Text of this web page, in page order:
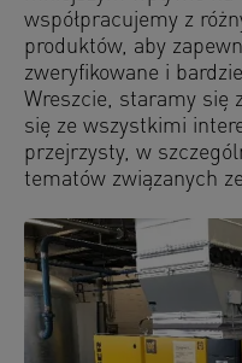
współpracujemy z
produktów, aby
zweryfikowane i
Wreszcie, staramy się
się ze wszystkimi
przejrzysty, w
tematów związanych